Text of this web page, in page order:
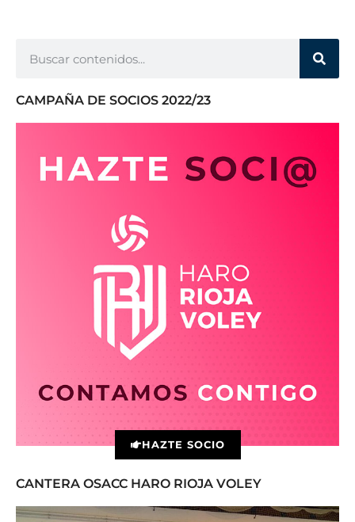
CAMPAÑA DE SOCIOS 2022/23
HAZTE SOCIO
CANTERA OSACC HARO RIOJA VOLEY